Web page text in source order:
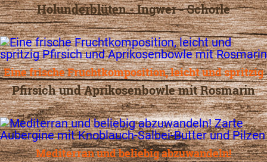
Holunderblüten - Ingwer - Schorle
Eine frische Fruchtkomposition, leicht und spritzig
Pfirsich und Aprikosenbowle mit Rosmarin
Mediterran und beliebig abzuwandeln!